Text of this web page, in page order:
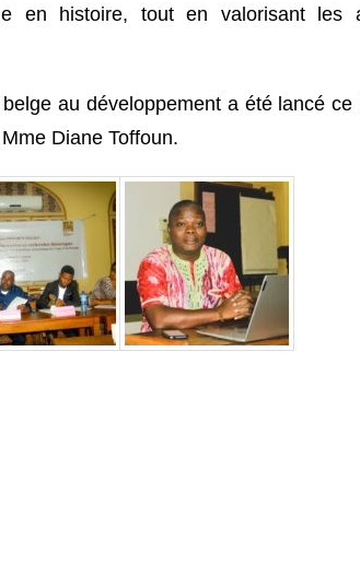
en histoire, tout en valorisant les
au développement a été lancé ce
Diane Toffoun.